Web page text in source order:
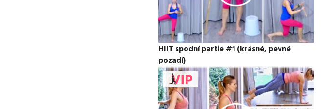
HIIT spodní partie #1 (krásné, pevné
pozadí)